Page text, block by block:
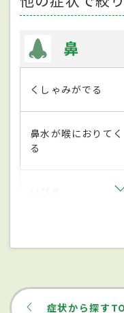
鼻
くしゃみがでる
鼻水が喉におりてく
る
症状から探す